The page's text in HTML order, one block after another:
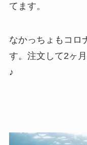
てます。
なかっちょもコロ
す。注文して2ヶ
♪